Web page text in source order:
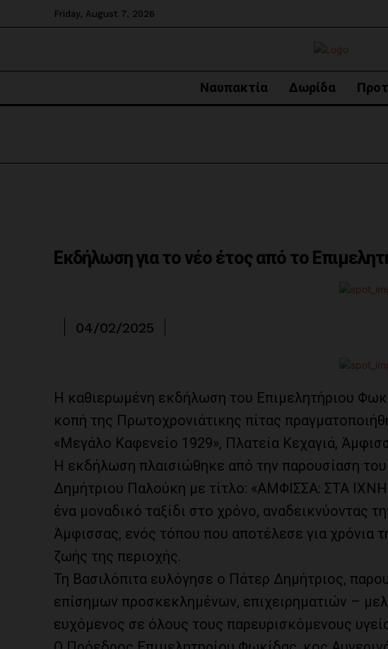
Friday, August 7, 2026
Ναυπακτία Δωρίδα
Εκδήλωση για το νέο έτος από το
04/02/2025
Η καθιερωμένη εκδήλωση του Επιμελητήριου
κοπή της Πρωτοχρονιάτικης πίτας
«Μεγάλο Καφενείο 1929», Πλατεία Κεχαγιά,
Η εκδήλωση πλαισιώθηκε από την παρουσίαση
Δημήτριου Παλούκη με τίτλο: «ΑΜΦΙΣΣΑ: ΣΤΑ
ένα μοναδικό ταξίδι στο χρόνο, αναδεικνύοντας
Άμφισσας, ενός τόπου που αποτέλεσε για χρόνια
ζωής της περιοχής.
Τη Βασιλόπιτα ευλόγησε ο Πάτερ Δημήτριος,
επίσημων προσκεκλημένων, επιχειρηματιών –
ευχόμενος σε όλους τους παρευρισκόμενους